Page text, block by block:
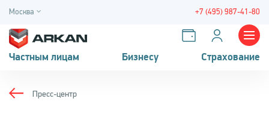
Москва +7 (495) 987-41-80
Частным лицам Бизнесу Страхование
Пресс-центр